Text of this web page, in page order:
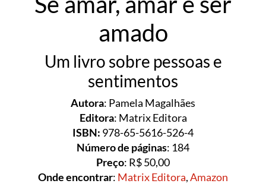
amado
Um livro sobre pessoas e
sentimentos
Autora: Pamela Magalhães
Editora: Matrix Editora
ISBN: 978-65-5616-526-4
Número de páginas: 184
Preço: R$ 50,00
Onde encontrar: Matrix Editora,Amazon